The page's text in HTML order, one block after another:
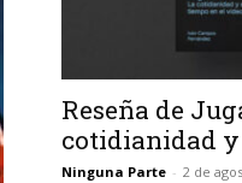
Reseña de
cotidianidad y
Ninguna Parte - 2 de